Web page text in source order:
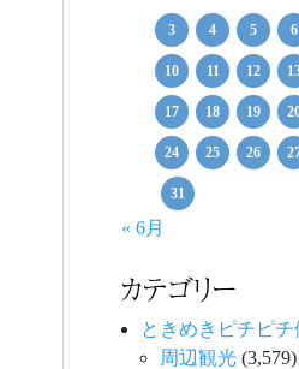
3 4 5 6
10 11 12
17 18 19
24 25 26
31
« 6月
カテゴリー
ときめきピチピチ
周辺観光 (3,579)